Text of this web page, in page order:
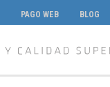
PAGO WEB BLOG